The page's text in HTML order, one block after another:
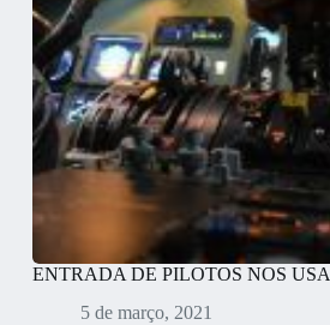
ENTRADA DE PILOTOS NOS USA
5 de março, 2021